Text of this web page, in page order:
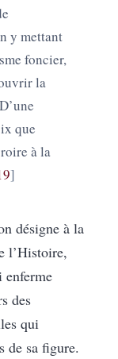
y mettant
foncier,
la
que
à la
désigne à la
l’Histoire,
enferme
des
qui
de sa figure.